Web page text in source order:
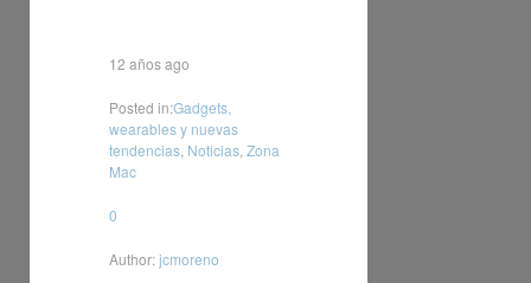
12 años ago
Posted in:Gadgets,
wearables y nuevas
tendencias Noticias Zona
Mac
0
Author:jcmoreno